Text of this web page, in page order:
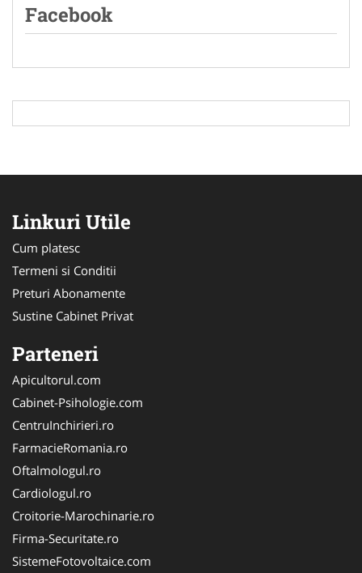
Facebook
Linkuri Utile
Cum platesc
Termeni si Conditii
Preturi Abonamente
Sustine Cabinet Privat
Parteneri
Apicultorul.com
Cabinet-Psihologie.com
CentruInchirieri.ro
FarmacieRomania.ro
Oftalmologul.ro
Cardiologul.ro
Croitorie-Marochinarie.ro
Firma-Securitate.ro
SistemeFotovoltaice.com